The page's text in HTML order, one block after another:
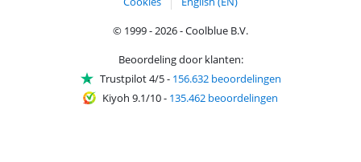
© 1999 - 2026 - Coolblue B.V.
Beoordeling door klanten:
Trustpilot 4/5- 156.632 beoordelingen
Kiyoh 9.1/10- 135.462 beoordelingen